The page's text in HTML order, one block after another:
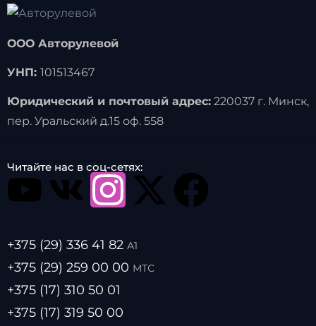
ООО Авторулевой
УНП: 101513467
Юридический и почтовый адрес:220037 г. Минск,
пер. Уральский д.15 оф. 558
Читайте нас в соц-сетях:
+375 (29) 336 41 82 А1
+375 (29) 259 00 00 МТС
+375 (17) 310 50 01
+375 (17) 319 50 00